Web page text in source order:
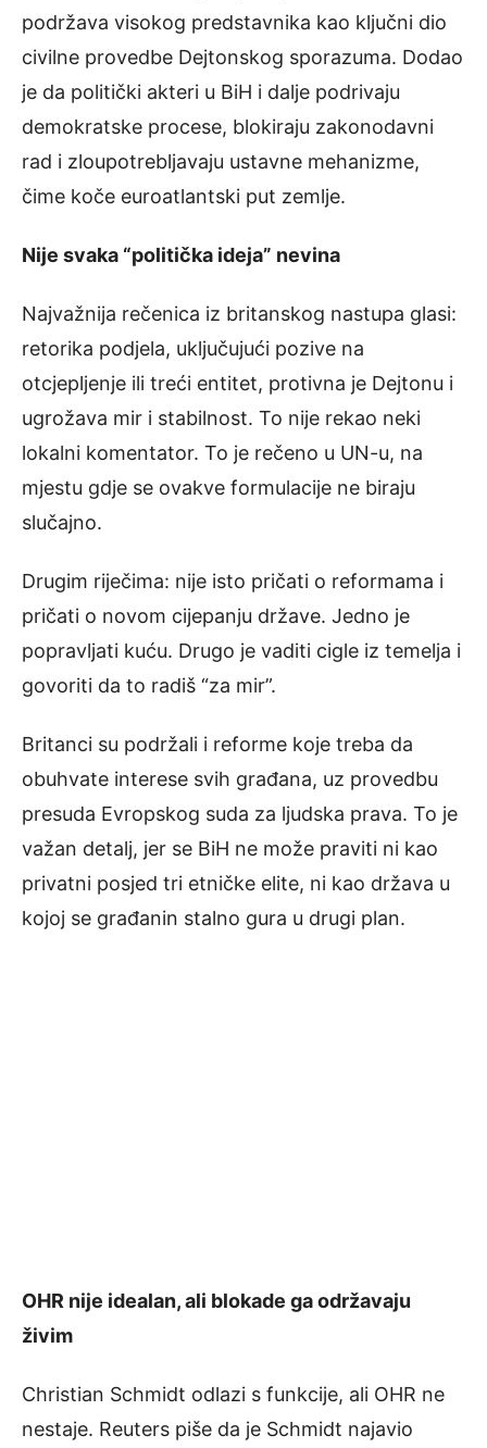
podržava visokog predstavnika kao ključni dio
civilne provedbe Dejtonskog sporazuma. Dodao
je da politički akteri u BiH i dalje podrivaju
demokratske procese, blokiraju zakonodavni
rad i zloupotrebljavaju ustavne mehanizme,
čime koče euroatlantski put zemlje.
Nije svaka “politička ideja” nevina
Najvažnija rečenica iz britanskog nastupa glasi:
retorika podjela, uključujući pozive na
otcjepljenje ili treći entitet, protivna je Dejtonu i
ugrožava mir i stabilnost. To nije rekao neki
lokalni komentator. To je rečeno u UN-u, na
mjestu gdje se ovakve formulacije ne biraju
slučajno.
Drugim riječima: nije isto pričati o reformama i
pričati o novom cijepanju države. Jedno je
popravljati kuću. Drugo je vaditi cigle iz temelja i
govoriti da to radiš “za mir”.
Britanci su podržali i reforme koje treba da
obuhvate interese svih građana, uz provedbu
presuda Evropskog suda za ljudska prava. To je
važan detalj, jer se BiH ne može praviti ni kao
privatni posjed tri etničke elite, ni kao država u
kojoj se građanin stalno gura u drugi plan.
OHR nije idealan, ali blokade ga održavaju
živim
Christian Schmidt odlazi s funkcije, ali OHR ne
nestaje. Reuters piše da je Schmidt najavio